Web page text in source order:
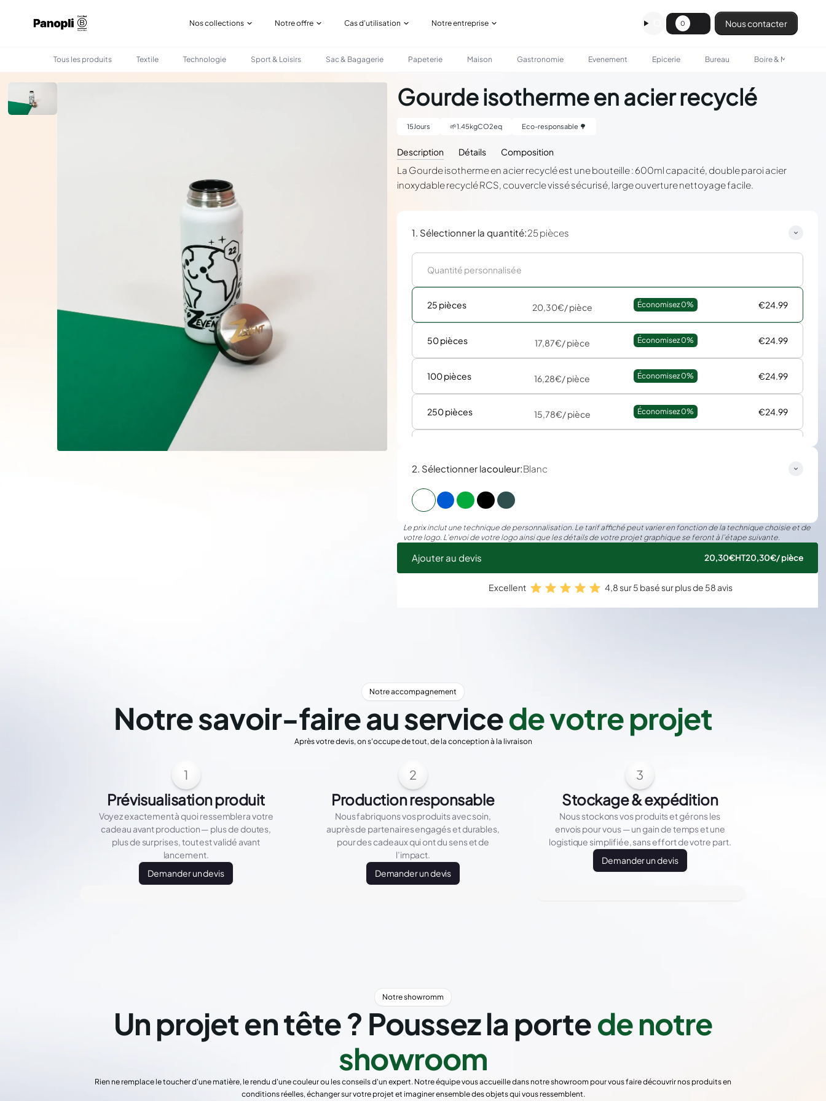
Nos collections Notre offre Cas d'utilisation Notre entreprise 0 Nous contacter
Tous les produits Textile Technologie Sport & Loisirs Sac & Bagagerie Papeterie Maison Gastronomie Evenement Epicerie Bureau Boire & Manger
BOIRE & MANGER GOURDE ISOTHERME EN ACIER RECYCLÉ
Gourde isotherme en acier recyclé
15 Jours 🌱1.45kgCO2eq Eco-responsable 🌳
Description Détails Composition
La Gourde isotherme en acier recyclé est une bouteille : 600ml capacité, double paroi acier
inoxydable recyclé RCS, couvercle vissé sécurisé, large ouverture nettoyage facile.
1. Sélectionner la quantité:25 pièces
25 pièces 20,30€/ pièce Économisez 0% €24.99
50 pièces 17,87€/ pièce Économisez 0% €24.99
100 pièces 16,28€/ pièce Économisez 0% €24.99
250 pièces 15,78€/ pièce Économisez 0% €24.99
2. Sélectionner lacouleur:Blanc
Le prix inclut une technique de personnalisation. Le tarif affiché peut varier en fonction de la technique choisie et de
votre logo. L’envoi de votre logo ainsi que les détails de votre projet graphique se feront à l’étape suivante.
Ajouter au devis 20,30€HT20,30€/ pièce
Excellent 4,8 sur 5 basé sur plus de 58 avis
Notre accompagnement
Notre savoir-faire au servicede votre projet
Après votre devis, on s'occupe de tout, de la conception à la livraison
1
Prévisualisation produit
Voyez exactement à quoi ressemblera votre
cadeau avant production — plus de doutes,
plus de surprises, tout est validé avant
lancement.
Demander un devis
2
Production responsable
Nous fabriquons vos produits avec soin,
auprès de partenaires engagés et durables,
pour des cadeaux qui ont du sens et de
l’impact.
Demander un devis
3
Stockage & expédition
Nous stockons vos produits et gérons les
envois pour vous — un gain de temps et une
logistique simplifiée, sans effort de votre part.
Demander un devis
Notre showromm
Un projet en tête ? Poussez la portede notre
showroom
Rien ne remplace le toucher d'une matière, le rendu d'une couleur ou les conseils d'un expert. Notre équipe vous accueille dans notre showroom pour vous faire découvrir nos produits en
conditions réelles, échanger sur votre projet et imaginer ensemble des objets qui vous ressemblent.